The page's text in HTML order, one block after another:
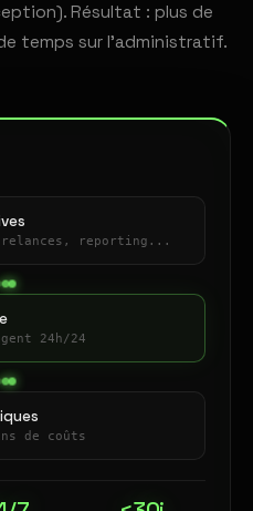
Résultat : plus de
temps sur l'administratif.
reporting...
24h/24
de coûts